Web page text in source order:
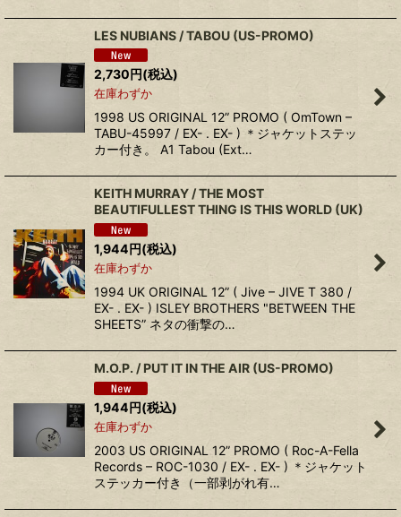
LES NUBIANS / TABOU (US-PROMO)
2,730円(税込)
在庫わずか
1998 US ORIGINAL 12” PROMO ( OmTown –
TABU-45997 / EX- . EX- ) ＊ジャケットステッ
カー付き。 A1 Tabou (Ext…
KEITH MURRAY / THE MOST
BEAUTIFULLEST THING IS THIS WORLD (UK)
1,944円(税込)
在庫わずか
1994 UK ORIGINAL 12” ( Jive – JIVE T 380 /
EX- . EX- ) ISLEY BROTHERS "BETWEEN THE
SHEETS” ネタの衝撃の…
M.O.P. / PUT IT IN THE AIR (US-PROMO)
1,944円(税込)
在庫わずか
2003 US ORIGINAL 12” PROMO ( Roc-A-Fella
Records – ROC-1030 / EX- . EX- ) ＊ジャケット
ステッカー付き（一部剥がれ有…